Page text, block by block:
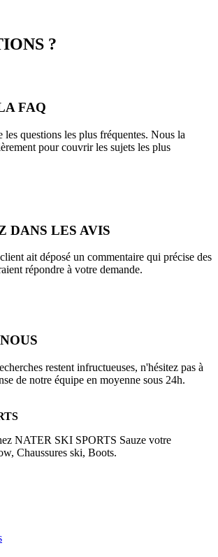
?
FAQ
questions les plus fréquentes. Nous la
pour couvrir les sujets les plus
DANS LES AVIS
ait déposé un commentaire qui précise des
répondre à votre demande.
restent infructueuses, n'hésitez pas à
de notre équipe en moyenne sous 24h.
NATER SKI SPORTS Sauze votre
Chaussures ski, Boots.